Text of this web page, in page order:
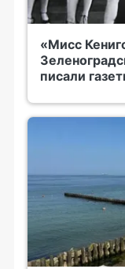
«Мисс
писали